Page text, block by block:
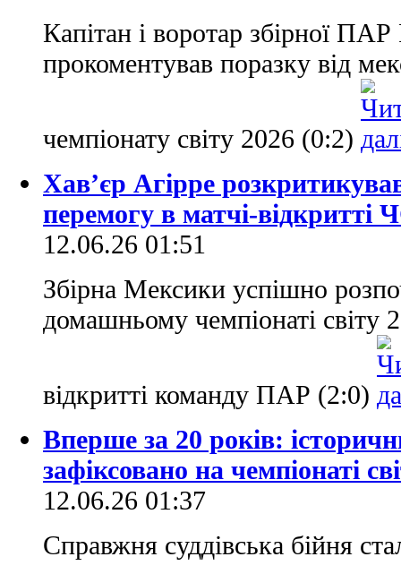
Капітан і воротар збірної
прокоментував поразку від
чемпіонату світу 2026 (0:2)
Хав’єр Агірре
перемогу в матчі-відкритті
12.06.26 01:51
Збірна Мексики успішно
домашньому чемпіонаті світу
відкритті команду ПАР (2:0)
Вперше за 20 років:
зафіксовано на чемпіонаті
12.06.26 01:37
Справжня суддівська бійня